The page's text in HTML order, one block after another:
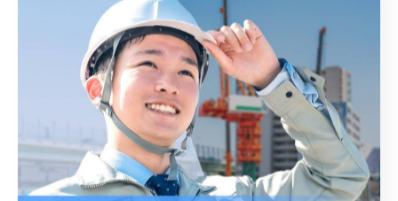
また、給料アップには企業選びの工夫も不可欠です。昇
給制度や実績に応じた給与体系が明確な企業を選ぶこと
で、努力に見合った収入増が期待できます。現場作業員
求人の中でも「昇給あり」「資格手当あり」などの条件
を重視して選びましょう。
実際に直接採用で働く方の声として、「以前は派遣で働